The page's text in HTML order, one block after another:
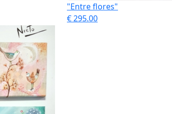
"Entre flores"
€ 295.00